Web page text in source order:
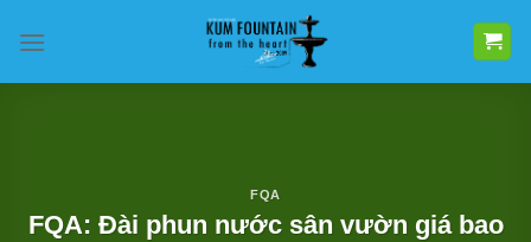
qua
FQA
FQA: Đài phun nước sân vườn giá bao